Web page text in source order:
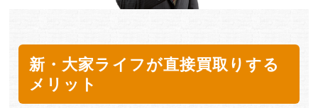
新・大家ライフが直接買取りする
メリット